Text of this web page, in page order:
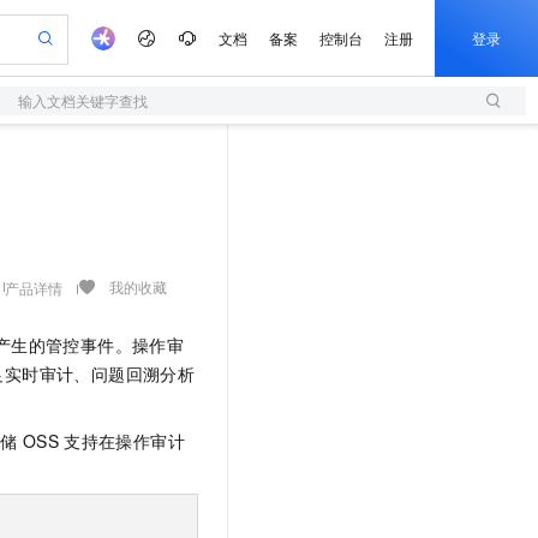
文档 备案 控制台 注册 登录
输入文档关键字查找
产品详情 我的收藏
生的管控事件。操作审
时审计、问题回溯分析
OSS 支持在操作审计
平台百炼
1.1-T2V
1.1-I2V
全托管，含MySQL、PostgreSQL、SQL Server、MariaDB多引擎
能体编程平台
100%兼容MySQL、PostgreSQL，兼容Oracle，支持集中和分布式
V4-Pro
专属 QwenPaw HOT
从聊天伙伴进化为能主动干活的本地数字员工
以可视化方式快速构建移动和 PC 门户网站
创作，一键激活电商全链路生产力
成，高效打造优质广告素材
无忧落地极速上线
AI 活动
专业服务
计划 服务伙伴合作计划
开发者社区
加入我们